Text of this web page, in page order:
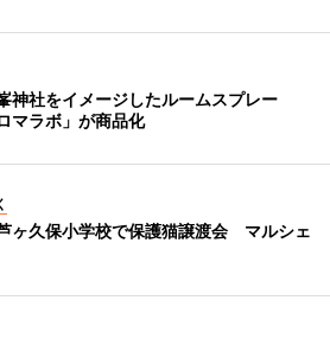
神社をイメージしたルームスプレー
マラボ」が商品化
ヶ久保小学校で保護猫譲渡会 マルシェ